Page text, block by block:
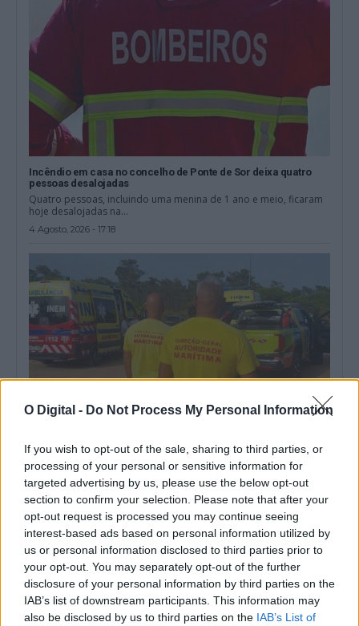
O Digital - Do Not Process My Personal Information
If you wish to opt-out of the sale, sharing to third parties, or
processing of your personal or sensitive information for
targeted advertising by us, please use the below opt-out
section to confirm your selection. Please note that after your
opt-out request is processed you may continue seeing
interest-based ads based on personal information utilized by
us or personal information disclosed to third parties prior to
your opt-out. You may separately opt-out of the further
disclosure of your personal information by third parties on the
IAB’s list of downstream participants. This information may
also be disclosed by us to third parties on the IAB’s List of
Incêndio em casa no concelho de Ponte de Sor deixa quatro
pessoas desalojadas
Quatro pessoas, incluindo uma menina de 1 ano e meio, ficaram
hoje desalojadas na...
4 Agosto, 2026 - 17:18
Três pessoas morreram em zonas balneares do Alentejo desde
Três pessoas morreram em zonas balneares do Alentejo entre 1
de maio e 31...
4 Agosto, 2026 - 09:57